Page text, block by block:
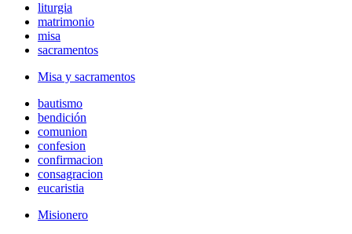
liturgia
matrimonio
misa
sacramentos
Misa y sacramentos
bautismo
bendición
comunion
confesion
confirmacion
consagracion
eucaristia
Misionero